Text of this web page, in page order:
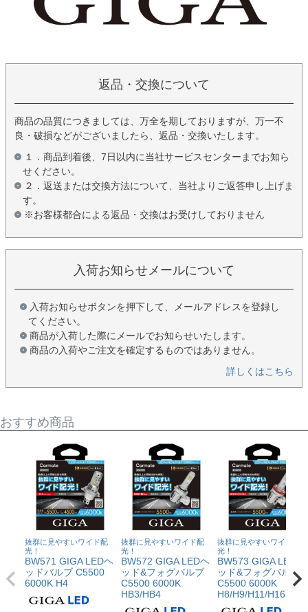
返品・交換について
商品の品質につきましては、万全を期しておりますが、万一不
良・破損などがございましたら、返品・交換いたします。
１．商品到着後、7日以内に当社サービスセンターまでお知ら
せください。
２．返送または交換方法について、当社よりご返答申し上げま
す。
※お客様都合による返品・交換はお受けしておりません
入荷お知らせメールについて
入荷お知らせボタンを押下して、メールアドレスを登録し
てください。
商品が入荷した際にメールでお知らせいたします。
商品の入荷やご注文を確定するものではありません。
詳しくはこちら
おすすめ商品
抜群に見やすいワイド配
光！
BW571 GIGA LEDヘ
ッドバルブ C5500
6000K H4
抜群に見やすいワイド配
光！
BW572 GIGA LEDヘ
ッド&フォグバルブ
C5500 6000K
HB3/HB4
抜群に見やすいワイド配
光！
BW573 GIGA LEDヘ
ッド&フォグバルブ
C5500 6000K
H8/H9/H11/H16